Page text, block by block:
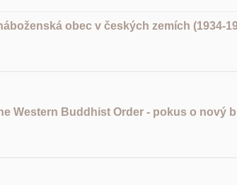
obec v českých zemích (1934-
Western Buddhist Order - pokus o nový